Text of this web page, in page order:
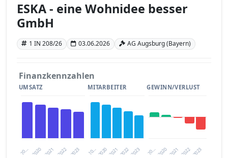
ESKA - eine Wohnidee besser
GmbH
1 IN 208/26 03.06.2026 AG Augsburg (Bayern)
Finanzkennzahlen
UMSATZ
20… 2021 2023
2020 2022
MITARBEITER
20… 2021 2023
2020 2022
GEWINN/VERLUST
20… 2021 2023
2020 2022